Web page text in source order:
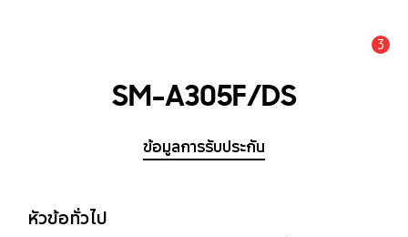
3
SM-A305F/DS
ข้อมูลการรับประกัน
หัวข้อทั่วไป